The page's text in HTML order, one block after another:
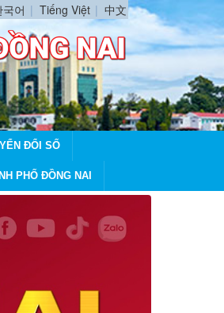
국어 Tiếng Việt 中文
ĐỔI SỐ
PHỐ ĐỒNG NAI